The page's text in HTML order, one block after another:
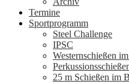
Termine
Sportprogramm
Steel Challenge
IPSC
Westernschießen
25 m Schießen im